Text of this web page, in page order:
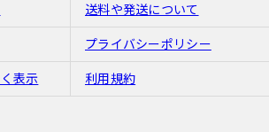
送料や発送について
プライバシーポリシー
表示 利用規約